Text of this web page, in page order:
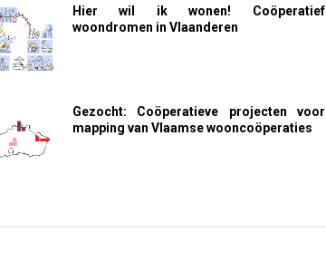
Hier wil ik wonen! Coöperatief
woondromen in Vlaanderen
Gezocht: Coöperatieve projecten voor
mapping van Vlaamse wooncoöperaties